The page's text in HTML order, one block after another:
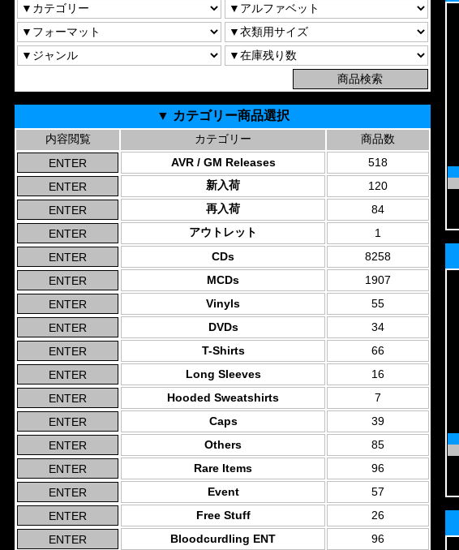
▼ カテゴリー商品選択
内容閲覧 カテゴリー
商品数
AVR / GM Releases
518
新入荷
120
再入荷
84
アウトレット
1
CDs
8258
MCDs
1907
Vinyls
55
DVDs
34
T-Shirts
66
Long Sleeves
16
Hooded Sweatshirts
7
Caps
39
Others
85
Rare Items
96
Event
57
Free Stuff
26
Bloodcurdling ENT
96